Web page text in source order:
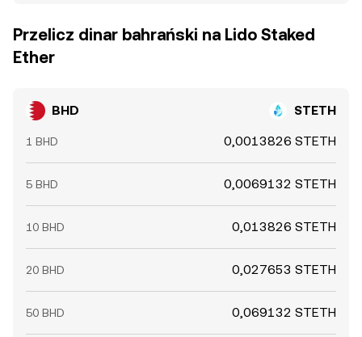
Przelicz dinar bahrański na Lido Staked
Ether
BHD STETH
1 BHD 0,0013826 STETH
5 BHD 0,0069132 STETH
10 BHD 0,013826 STETH
20 BHD 0,027653 STETH
50 BHD 0,069132 STETH